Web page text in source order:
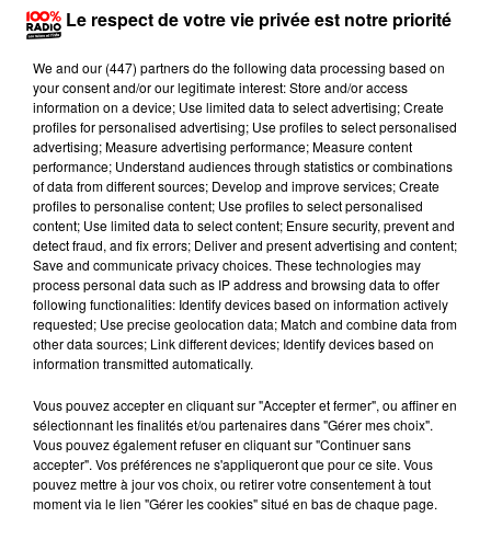
Lecture (2 min 16 sec)
100%
100% Radio les infos de l'Aude
28 juin 2023 - 2 min 16 sec
LES INFOS DE L'AUDE DU 28/06/2023 À
11H01
Le respect de votre vie privée est notre priorité
We and our (447) partnersdo the following data processing based on
your consent and/or our legitimate interest: Store and/or access
information on a device; Use limited data to select advertising; Create
profiles for personalised advertising; Use profiles to select personalised
advertising; Measure advertising performance; Measure content
performance; Understand audiences through statistics or combinations
of data from different sources; Develop and improve services; Create
profiles to personalise content; Use profiles to select personalised
content; Use limited data to select content; Ensure security, prevent and
detect fraud, and fix errors; Deliver and present advertising and content;
Save and communicate privacy choices. These technologies may
process personal data such as IP address and browsing data to offer
following functionalities: Identify devices based on information actively
requested; Use precise geolocation data; Match and combine data from
other data sources; Link different devices; Identify devices based on
information transmitted automatically.
Vous pouvez accepter en cliquant sur "Accepter et fermer", ou affiner en
sélectionnant les finalités et/ou partenaires dans "Gérer mes choix".
Vous pouvez également refuser en cliquant sur "Continuer sans
accepter". Vos préférences ne s'appliqueront que pour ce site. Vous
pouvez mettre à jour vos choix, ou retirer votre consentement à tout
moment via le lien "Gérer les cookies" situé en bas de chaque page.